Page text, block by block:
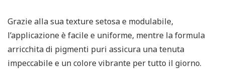
Grazie alla sua texture setosa e modulabile,
l’applicazione è facile e uniforme, mentre la formula
arricchita di pigmenti puri assicura una tenuta
impeccabile e un colore vibrante per tutto il giorno.